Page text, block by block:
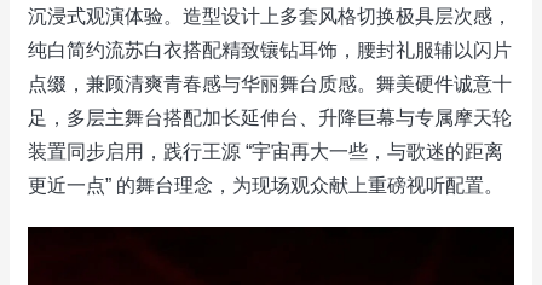
沉浸式观演体验。造型设计上多套风格切换极具层次感，
纯白简约流苏白衣搭配精致镶钻耳饰，腰封礼服辅以闪片
点缀，兼顾清爽青春感与华丽舞台质感。舞美硬件诚意十
足，多层主舞台搭配加长延伸台、升降巨幕与专属摩天轮
装置同步启用，践行王源 “宇宙再大一些，与歌迷的距离
更近一点” 的舞台理念，为现场观众献上重磅视听配置。